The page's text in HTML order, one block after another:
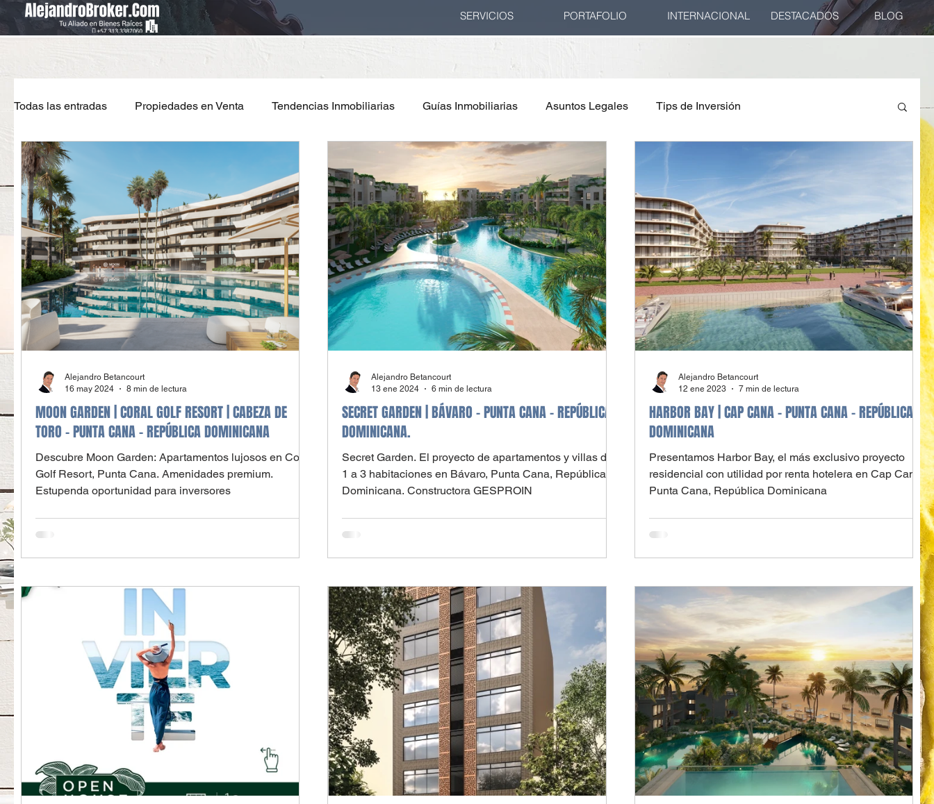
SERVICIOS PORTAFOLIO INTERNACIONAL DESTACADOS BLOG
Todas las entradas Propiedades en Venta Tendencias Inmobiliarias Guías Inmobiliarias Asuntos Legales Tips de Inversión
MOON GARDEN | CORAL GOLF RESORT | CABEZA DE
TORO - PUNTA CANA - REPÚBLICA DOMINICANA
Descubre Moon Garden: Apartamentos lujosos en Coral
Golf Resort, Punta Cana. Amenidades premium.
Estupenda oportunidad para inversores
Alejandro Betancourt
16 may 2024
8 min de lectura
SECRET GARDEN | BÁVARO – PUNTA CANA - REPÚBLICA
DOMINICANA.
Secret Garden. El proyecto de apartamentos y villas de
1 a 3 habitaciones en Bávaro, Punta Cana, República
Dominicana. Constructora GESPROIN
Alejandro Betancourt
13 ene 2024
6 min de lectura
HARBOR BAY | CAP CANA - PUNTA CANA - REPÚBLICA
DOMINICANA
Presentamos Harbor Bay, el más exclusivo proyecto
residencial con utilidad por renta hotelera en Cap Cana,
Punta Cana, República Dominicana
Alejandro Betancourt
12 ene 2023
7 min de lectura